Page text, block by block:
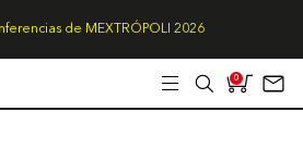
de MEXTRÓPOLI 2026
0